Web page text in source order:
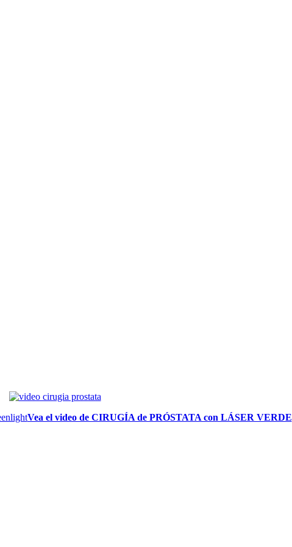
Vea el video de CIRUGÍA de PRÓSTATA con LÁSER VERDE